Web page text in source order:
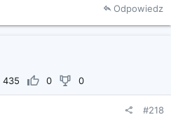
rozszerzyć...
Odpowiedz
435 0 0
#218